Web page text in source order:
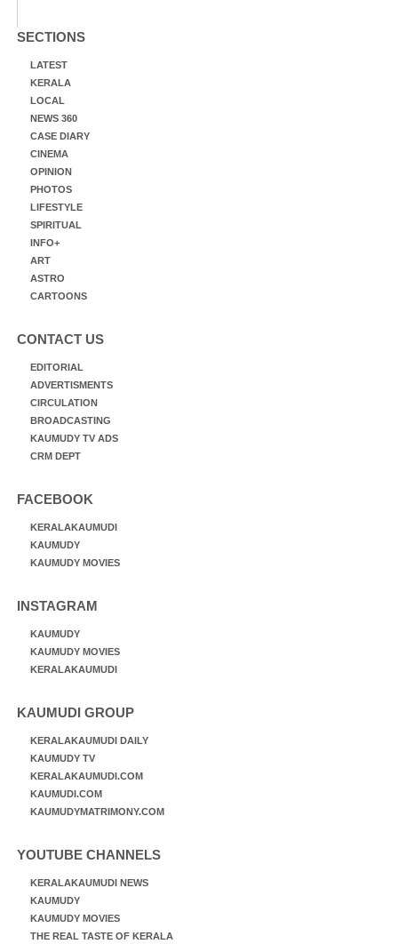
SECTIONS
LATEST
KERALA
LOCAL
NEWS 360
CASE DIARY
CINEMA
OPINION
PHOTOS
LIFESTYLE
SPIRITUAL
INFO+
ART
ASTRO
CARTOONS
CONTACT US
EDITORIAL
ADVERTISMENTS
CIRCULATION
BROADCASTING
KAUMUDY TV ADS
CRM DEPT
FACEBOOK
KERALAKAUMUDI
KAUMUDY
KAUMUDY MOVIES
INSTAGRAM
KAUMUDY
KAUMUDY MOVIES
KERALAKAUMUDI
KAUMUDI GROUP
KERALAKAUMUDI DAILY
KAUMUDY TV
KERALAKAUMUDI.COM
KAUMUDI.COM
KAUMUDYMATRIMONY.COM
YOUTUBE CHANNELS
KERALAKAUMUDI NEWS
KAUMUDY
KAUMUDY MOVIES
THE REAL TASTE OF KERALA